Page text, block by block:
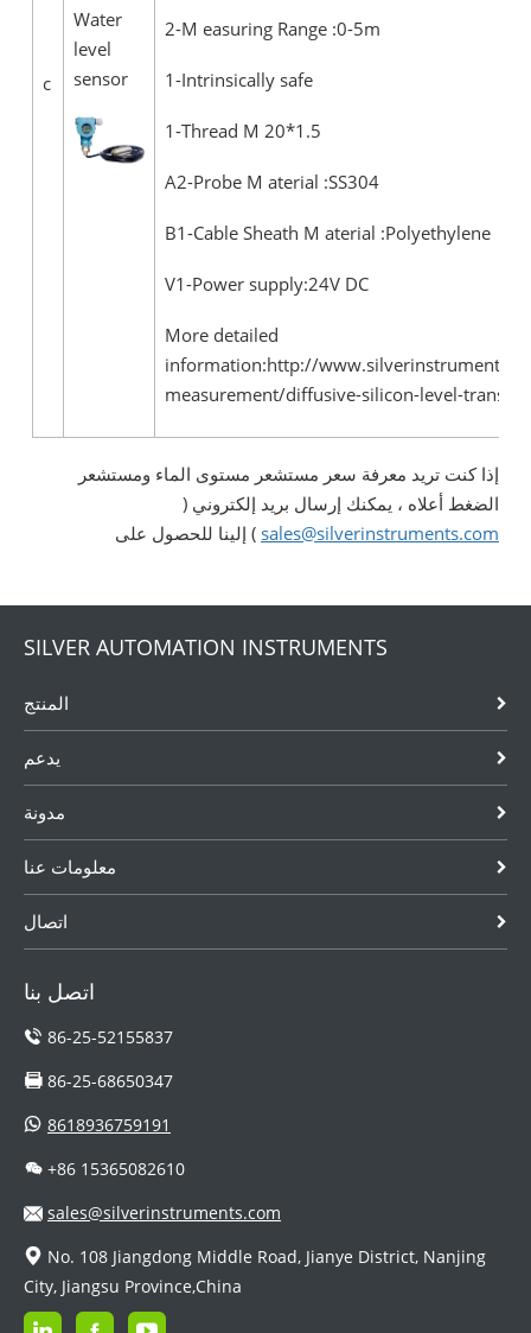
c
Water
level
sensor
2-M easuring Range :0-5m
1-Intrinsically safe
1-Thread M 20*1.5
A2-Probe M aterial :SS304
B1-Cable Sheath M aterial :Polyethylene
V1-Power supply:24V DC
More detailed
information:http://
measurement/diffusive-silicon-level-
إذا كنت تريد معرفة سعر مستشعر مستوى الماء ومستشعر
الضغط أعلاه ، يمكنك إرسال بريد إلكتروني (
sales@silverinstruments.com ) إلينا للحصول على
SILVER AUTOMATION INSTRUMENTS
المنتج
يدعم
مدونة
معلومات عنا
اتصال
اتصل بنا
86-25-52155837
86-25-68650347
8618936759191
+86 15365082610
sales@silverinstruments.com
No. 108 Jiangdong Middle Road, Jianye District, Nanjing
City, Jiangsu Province,China